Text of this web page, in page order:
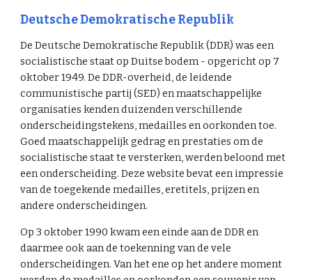
Deutsche Demokratische Republik
De Deutsche Demokratische Republik (DDR) was een
socialistische staat op Duitse bodem - opgericht op 7
oktober 1949. De DDR-overheid, de leidende
communistische partij (SED) en maatschappelijke
organisaties kenden duizenden verschillende
onderscheidingstekens, medailles en oorkonden toe.
Goed maatschappelijk gedrag en prestaties om de
socialistische staat te versterken, werden beloond met
een onderscheiding. Deze website bevat een impressie
van de toegekende medailles, eretitels, prijzen en
andere onderscheidingen.
Op 3 oktober 1990 kwam een einde aan de DDR en
daarmee ook aan de toekenning van de vele
onderscheidingen. Van het ene op het andere moment